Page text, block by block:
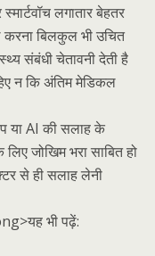
लगातार बेहतर
करना बिलकुल भी उचित
संबंधी चेतावनी देती है
न कि अंतिम मेडिकल
या AI की सलाह के
जोखिम भरा साबित हो
से ही सलाह लेनी
भी पढ़ें: